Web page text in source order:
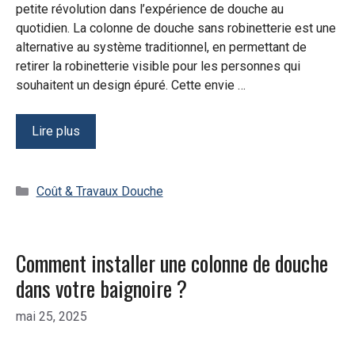
petite révolution dans l’expérience de douche au
quotidien. La colonne de douche sans robinetterie est une
alternative au système traditionnel, en permettant de
retirer la robinetterie visible pour les personnes qui
souhaitent un design épuré. Cette envie …
Lire plus
Catégories
Coût & Travaux Douche
Comment installer une colonne de douche
dans votre baignoire ?
mai 25, 2025